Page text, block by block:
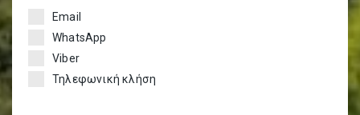
Email
WhatsApp
Viber
Τηλεφωνική κλήση